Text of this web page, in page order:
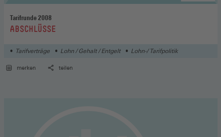
Tarifrunde 2008
:ABSCHLÜSSE
Tarifverträge Lohn / Gehalt / Entgelt Lohn-/ Tarifpolitik
merken teilen